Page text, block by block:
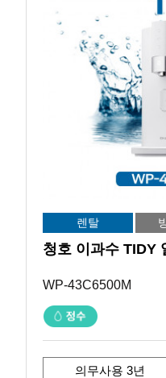
렌탈
청호 이과수 TIDY
WP-43C6500M
의무사용 3년